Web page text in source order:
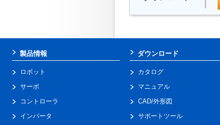
製品情報
ロボット
サーボ
コントローラ
インバータ
ダウンロード
カタログ
マニュアル
CAD/外形図
サポートツール